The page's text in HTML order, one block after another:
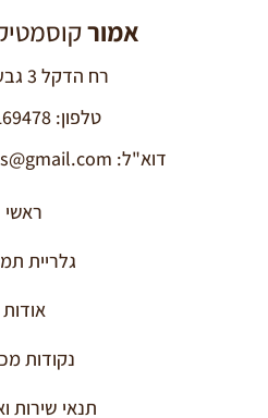
אמור
רח הדקל 3 גבעת עדה.
טלפון: 052-6169478
דוא"ל: amorcosmetics@gmail.com
ראשי
גלריית
אודות
נקודות
תנאי שירות